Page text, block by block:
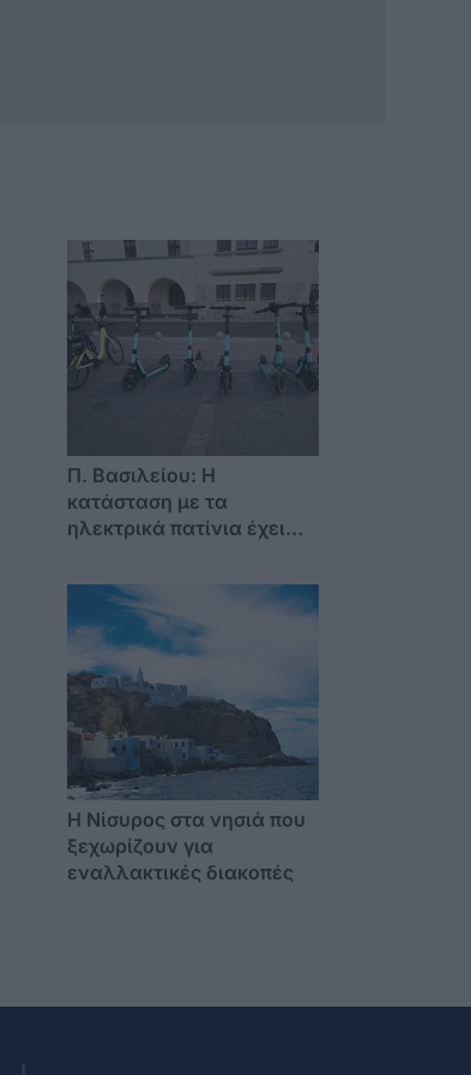
Π. Βασιλείου: Η
κατάσταση με τα
ηλεκτρικά πατίνια έχει
Η Νίσυρος στα νησιά που
ξεχωρίζουν για
εναλλακτικές διακοπές